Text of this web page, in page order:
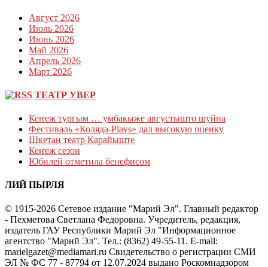
Август 2026
Июль 2026
Июнь 2026
Май 2026
Апрель 2026
Март 2026
ТЕАТР УВЕР
Кеҥеж тургым … умбакыже августышто шуйна
Фестиваль «Коляда-Plays» дал высокую оценку
Шкетан театр Карайыште
Кеҥеж сезон
Юбилей отметила бенефисом
ЛИЙ ПЫРЛЯ
© 1915-2026 Сетевое издание "Марий Эл". Главный редактор
- Пехметова Светлана Федоровна. Учредитель, редакция,
издатель ГАУ Республики Марий Эл "Информационное
агентство "Марий Эл". Тел.: (8362) 49-55-11. E-mail:
marielgazet@mediamari.ru Свидетельство о регистрации СМИ
ЭЛ № ФС 77 - 87794 от 12.07.2024 выдано Роскомнадзором